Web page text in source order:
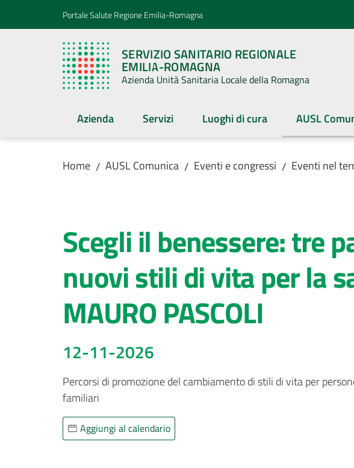
Vai al contenuto
Vai alla navigazionePortale Salute Regione Emilia-Romagna
SERVIZIO SANITARIO REGIONALE
EMILIA-ROMAGNA
Azienda Unità Sanitaria Locale della Romagna
Azienda Servizi Luoghi di cura AUSL
Home / AUSL Comunica / Eventi e congressi / Eventi nel
Scegli il benessere: tre
nuovi stili di vita per la
MAURO PASCOLI
12-11-2026
Percorsi di promozione del cambiamento di stili di vita per
Aggiungi al calendario